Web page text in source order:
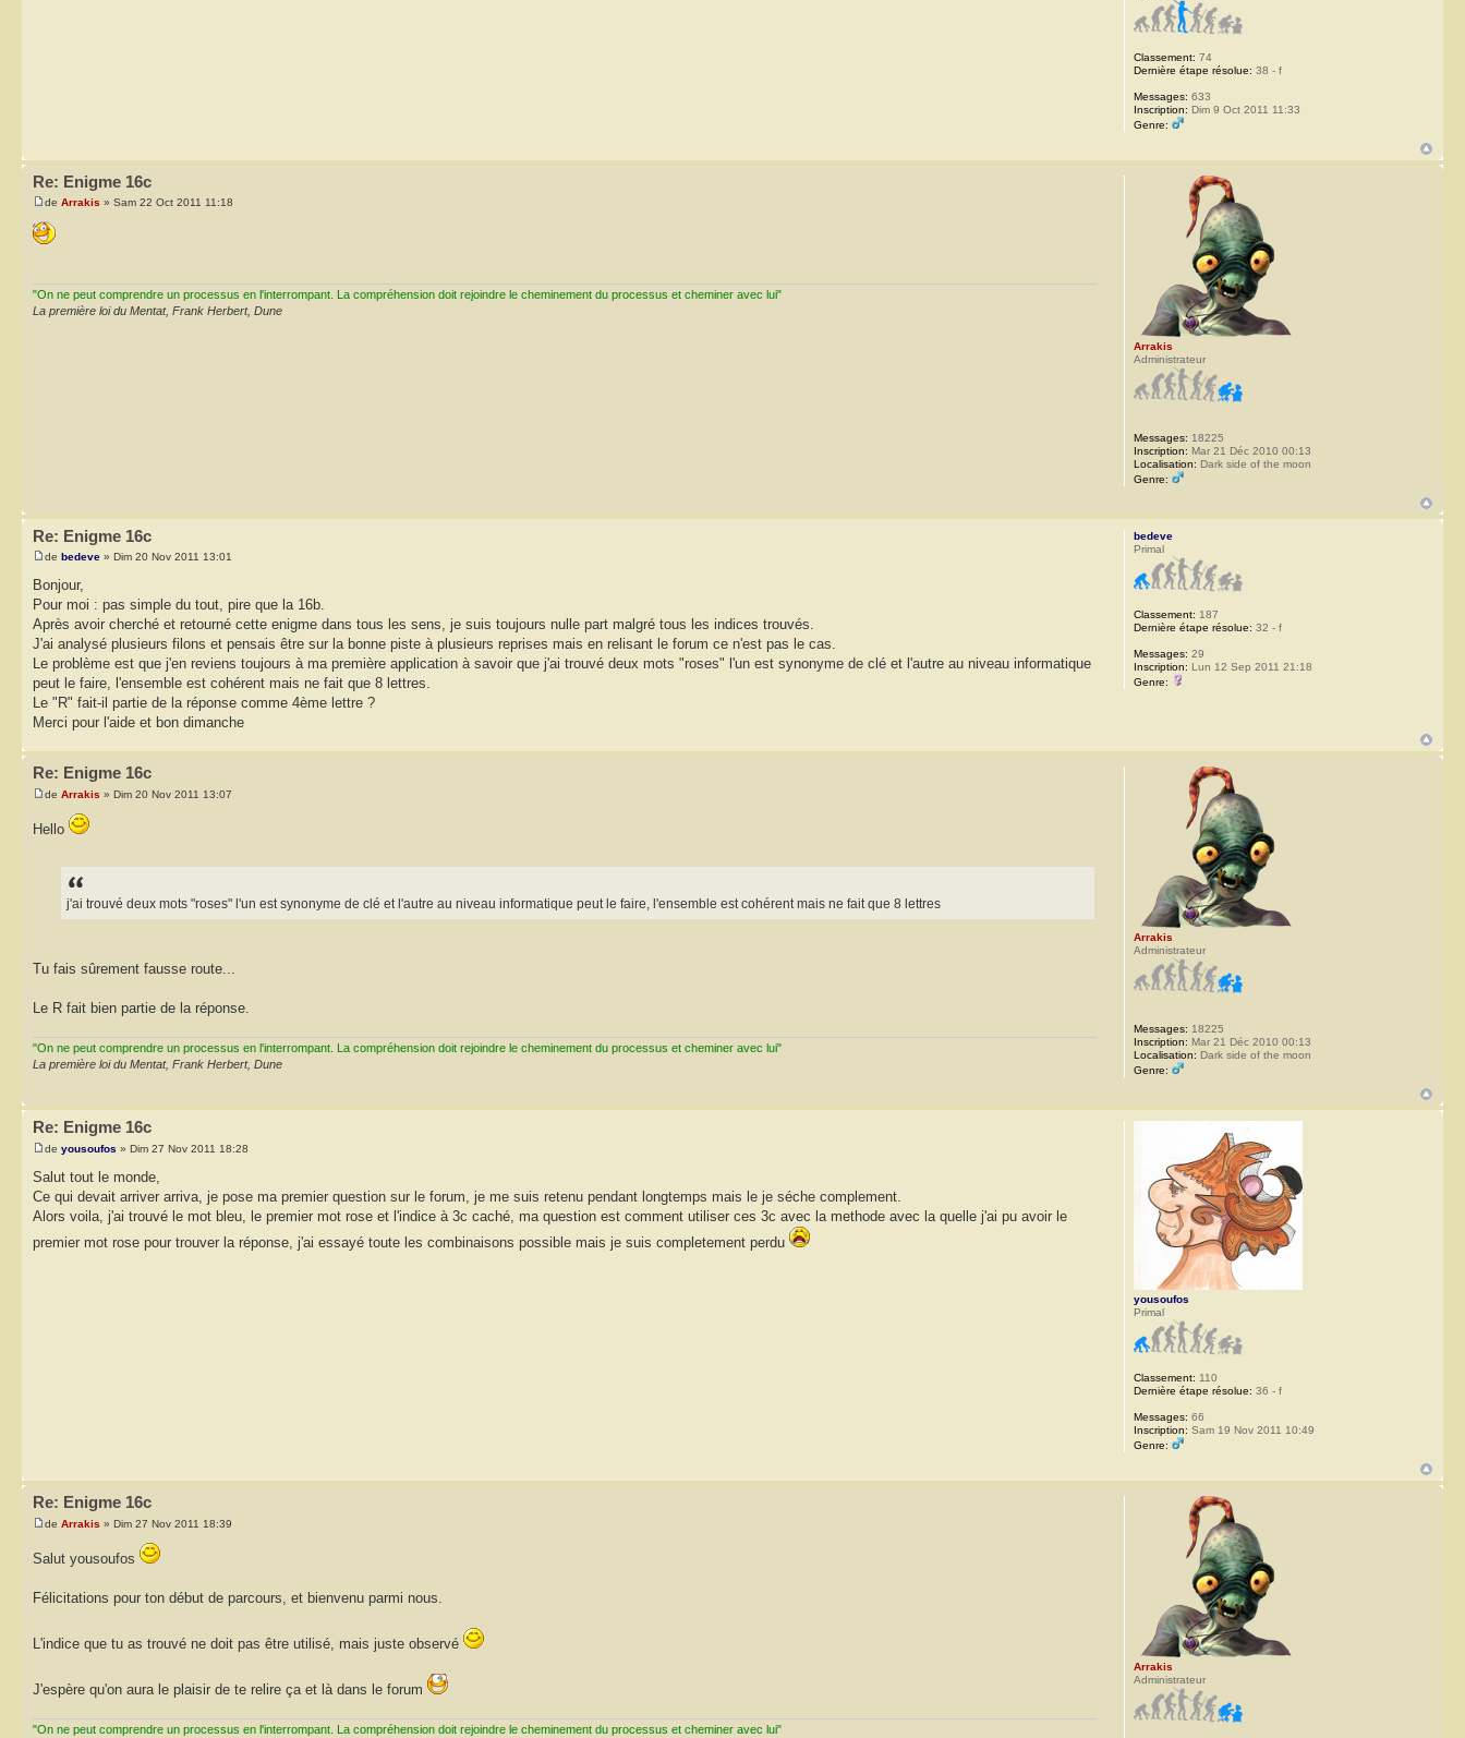
Classement: 74
Dernière étape résolue: 38 - f
Messages: 633
Inscription: Dim 9 Oct 2011 11:33
Genre:
Re: Enigme 16c
de Arrakis » Sam 22 Oct 2011 11:18
"On ne peut comprendre un processus en l'interrompant. La compréhension doit rejoindre le cheminement du processus et cheminer avec lui"
La première loi du Mentat, Frank Herbert, Dune
Arrakis
Administrateur
Messages: 18225
Inscription: Mar 21 Déc 2010 00:13
Localisation: Dark side of the moon
Genre:
Re: Enigme 16c
de bedeve » Dim 20 Nov 2011 13:01
Bonjour,
Pour moi : pas simple du tout, pire que la 16b.
Après avoir cherché et retourné cette enigme dans tous les sens, je suis toujours nulle part malgré tous les indices trouvés.
J'ai analysé plusieurs filons et pensais être sur la bonne piste à plusieurs reprises mais en relisant le forum ce n'est pas le cas.
Le problème est que j'en reviens toujours à ma première application à savoir que j'ai trouvé deux mots "roses" l'un est synonyme de clé et l'autre au niveau informatique
peut le faire, l'ensemble est cohérent mais ne fait que 8 lettres.
Le "R" fait-il partie de la réponse comme 4ème lettre ?
Merci pour l'aide et bon dimanche
bedeve
Primal
Classement: 187
Dernière étape résolue: 32 - f
Messages: 29
Inscription: Lun 12 Sep 2011 21:18
Genre:
Re: Enigme 16c
de Arrakis » Dim 20 Nov 2011 13:07
Hello
j'ai trouvé deux mots "roses" l'un est synonyme de clé et l'autre au niveau informatique peut le faire, l'ensemble est cohérent mais ne fait que 8 lettres
Tu fais sûrement fausse route...
Le R fait bien partie de la réponse.
"On ne peut comprendre un processus en l'interrompant. La compréhension doit rejoindre le cheminement du processus et cheminer avec lui"
La première loi du Mentat, Frank Herbert, Dune
Arrakis
Administrateur
Messages: 18225
Inscription: Mar 21 Déc 2010 00:13
Localisation: Dark side of the moon
Genre:
Re: Enigme 16c
de yousoufos » Dim 27 Nov 2011 18:28
Salut tout le monde,
Ce qui devait arriver arriva, je pose ma premier question sur le forum, je me suis retenu pendant longtemps mais le je séche complement.
Alors voila, j'ai trouvé le mot bleu, le premier mot rose et l'indice à 3c caché, ma question est comment utiliser ces 3c avec la methode avec la quelle j'ai pu avoir le
premier mot rose pour trouver la réponse, j'ai essayé toute les combinaisons possible mais je suis completement perdu
yousoufos
Primal
Classement: 110
Dernière étape résolue: 36 - f
Messages: 66
Inscription: Sam 19 Nov 2011 10:49
Genre:
Re: Enigme 16c
de Arrakis » Dim 27 Nov 2011 18:39
Salut yousoufos
Félicitations pour ton début de parcours, et bienvenu parmi nous.
L'indice que tu as trouvé ne doit pas être utilisé, mais juste observé
J'espère qu'on aura le plaisir de te relire ça et là dans le forum
"On ne peut comprendre un processus en l'interrompant. La compréhension doit rejoindre le cheminement du processus et cheminer avec lui"
Arrakis
Administrateur